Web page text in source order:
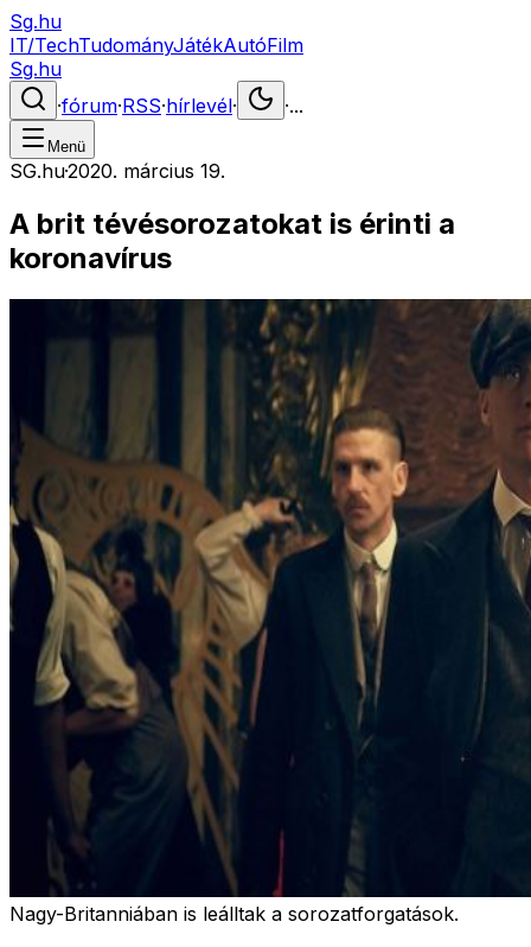
Sg.hu
IT/TechTudományJátékAutóFilm
Sg.hu
·fórum·RSS·hírlevél· ·...
Menü
SG.hu·2020. március 19.
A brit tévésorozatokat is érinti a
koronavírus
Nagy-Britanniában is leálltak a sorozatforgatások.